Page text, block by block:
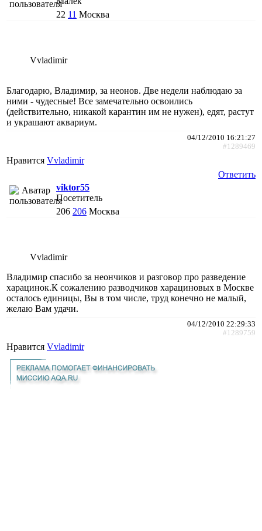
22 11 Москва
Vvladimir
Благодарю, Владимир, за неонов. Две недели наблюдаю за
ними - чудесные! Все замечательно освоились
(действительно, никакой карантин им не нужен), едят, растут
и украшают аквариум.
04/12/2010 16:21:27
#1289469
Нравится Vvladimir
Ответить
viktor55
Посетитель
206 206 Москва
Vvladimir
Владимир спасибо за неончиков и разговор про разведение
харацинок.К сожалению разводчиков харациновых в Москве
осталось единицы, Вы в том числе, труд конечно не малый,
желаю Вам удачи.
04/12/2010 22:29:33
#1289759
Нравится Vvladimir